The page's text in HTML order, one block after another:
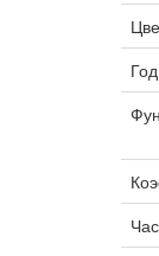
Год